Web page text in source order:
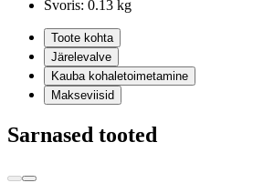
Svoris: 0.13 kg
Toote kohta
Järelevalve
Kauba kohaletoimetamine
Makseviisid
Sarnased tooted